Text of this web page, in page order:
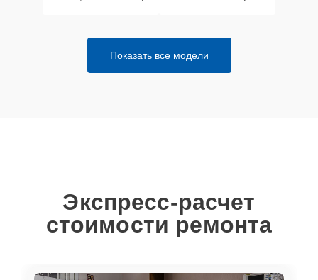
Показать все модели
Экспресс-расчет
стоимости ремонта